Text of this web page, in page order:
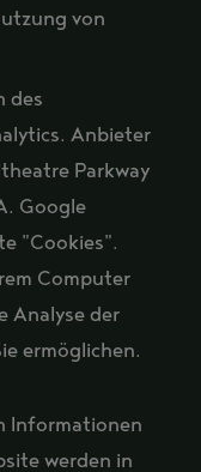
von
des
Anbieter
Parkway
Google
"Cookies".
Computer
Analyse der
ermöglichen.
Informationen
werden in